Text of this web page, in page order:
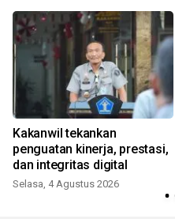
Kakanwil tekankan
penguatan kinerja, prestasi,
dan integritas digital
Selasa, 4 Agustus 2026